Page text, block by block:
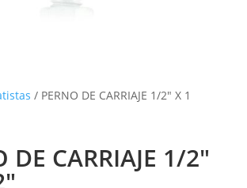
/ PERNO DE CARRIAJE 1/2″ X 1
DE CARRIAJE 1/2″